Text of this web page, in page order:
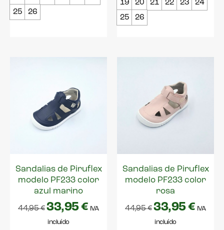
25
26
19 20 21 22 23
24
25
26
Sandalias de Piruflex
modelo PF233 color
azul marino
44,95€ 33,95€ IVA
incluído
Sandalias de Piruflex
modelo PF233 color
rosa
44,95€ 33,95€ IVA
incluído